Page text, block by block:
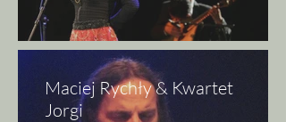
Maciej Rychły & Kwartet
Jorgi